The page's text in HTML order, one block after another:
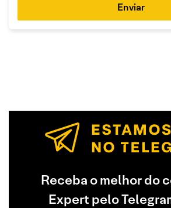
Enviar
Receba o melhor do
Expert pelo